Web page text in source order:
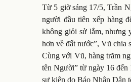
Từ 5 giờ sáng 17/5, Trần
người đầu tiên xếp hàng
không giỏi sử lắm, nhưng
hơn về đất nước”, Vũ chia
Cùng với Vũ, hàng trăm
tên Người” từ ngày 16 đến
sự kiện do Báo Nhân Dân